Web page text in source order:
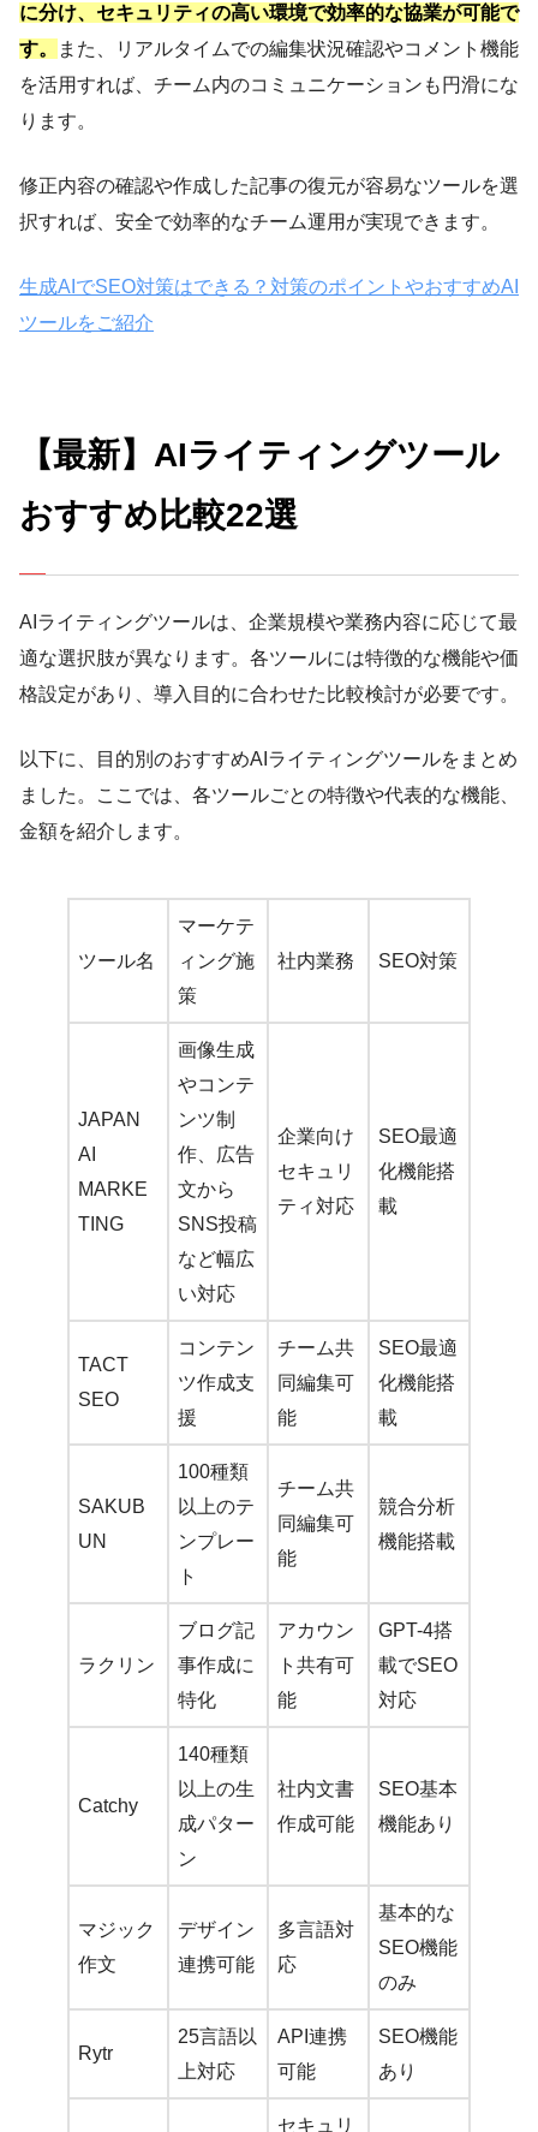
に分け、セキュリティの高い環境で効率的な協業が可能で
す。
また、リアルタイムでの編集状況確認やコメント機能
を活用すれば、チーム内のコミュニケーションも円滑にな
ります。
修正内容の確認や作成した記事の復元が容易なツールを選
択すれば、安全で効率的なチーム運用が実現できます。
生成AIでSEO対策はできる？対策のポイントやおすすめAI
ツールをご紹介
【最新】AIライティングツール
おすすめ比較22選
AIライティングツールは、企業規模や業務内容に応じて最
適な選択肢が異なります。各ツールには特徴的な機能や価
格設定があり、導入目的に合わせた比較検討が必要です。
以下に、目的別のおすすめAIライティングツールをまとめ
ました。ここでは、各ツールごとの特徴や代表的な機能、
金額を紹介します。
ツール名
マーケテ
ィング施
策
社内業務 SEO対策
JAPAN
AI
MARKE
TING
画像生成
やコンテ
ンツ制
作、広告
文から
SNS投稿
など幅広
い対応
企業向け
セキュリ
ティ対応
SEO最適
化機能搭
載
TACT
SEO
コンテン
ツ作成支
援
チーム共
同編集可
能
SEO最適
化機能搭
載
SAKUB
UN
100種類
以上のテ
ンプレー
ト
チーム共
同編集可
能
競合分析
機能搭載
ラクリン
ブログ記
事作成に
特化
アカウン
ト共有可
能
GPT-4搭
載でSEO
対応
Catchy
140種類
以上の生
成パター
ン
社内文書
作成可能
SEO基本
機能あり
マジック
作文
デザイン
連携可能
多言語対
応
基本的な
SEO機能
のみ
Rytr
25言語以
上対応
API連携
可能
SEO機能
あり
セキュリ